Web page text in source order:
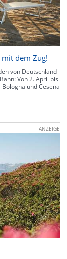
dem Zug!
von Deutschland
Von 2. April bis
und Cesena
ANZEIGE